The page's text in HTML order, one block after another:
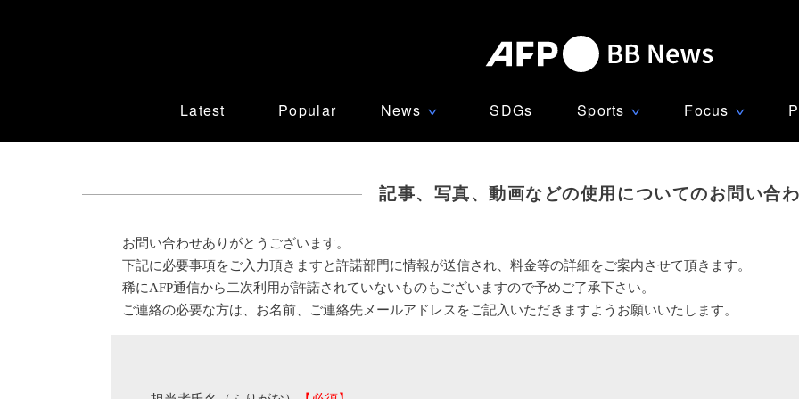
Latest Popular News ∨ SDGs Sports ∨ Focus ∨
記事、写真、動画などの使用についてのお問い合
お問い合わせありがとうございます。
下記に必要事項をご入力頂きますと許諾部門に情報が送信され、料金等の詳細をご案内させて頂きます。
稀にAFP通信から二次利用が許諾されていないものもございますので予めご了承下さい。
ご連絡の必要な方は、お名前、ご連絡先メールアドレスをご記入いただきますようお願いいたします。